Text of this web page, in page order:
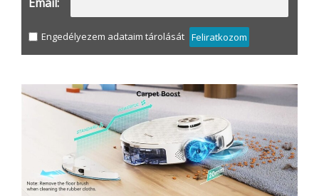
Engedélyezem adataim tárolását Feliratkozom